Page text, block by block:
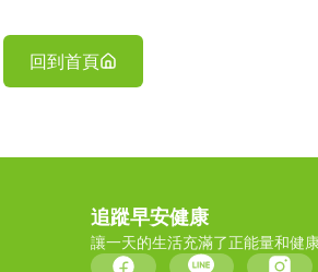
回到首頁
追蹤早安健康
讓一天的生活充滿了正能量和健